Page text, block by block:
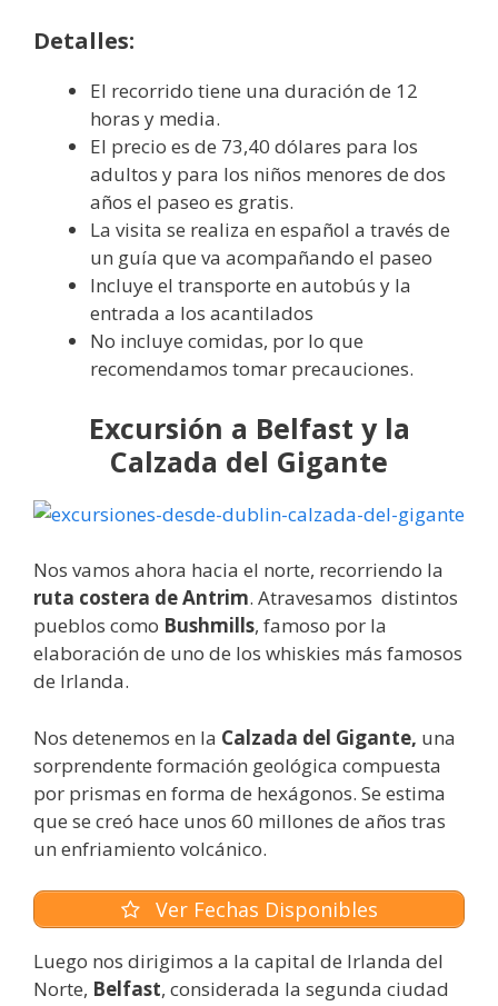
Detalles:
El recorrido tiene una duración de 12
horas y media.
El precio es de 73,40 dólares para los
adultos y para los niños menores de dos
años el paseo es gratis.
La visita se realiza en español a través de
un guía que va acompañando el paseo
Incluye el transporte en autobús y la
entrada a los acantilados
No incluye comidas, por lo que
recomendamos tomar precauciones.
Excursión a Belfast y la
Calzada del Gigante
Nos vamos ahora hacia el norte, recorriendo la
ruta costera de Antrim. Atravesamos distintos
pueblos como Bushmills, famoso por la
elaboración de uno de los whiskies más famosos
de Irlanda.
Nos detenemos en la Calzada del Gigante, una
sorprendente formación geológica compuesta
por prismas en forma de hexágonos. Se estima
que se creó hace unos 60 millones de años tras
un enfriamiento volcánico.
Ver Fechas Disponibles
Luego nos dirigimos a la capital de Irlanda del
Norte, Belfast, considerada la segunda ciudad